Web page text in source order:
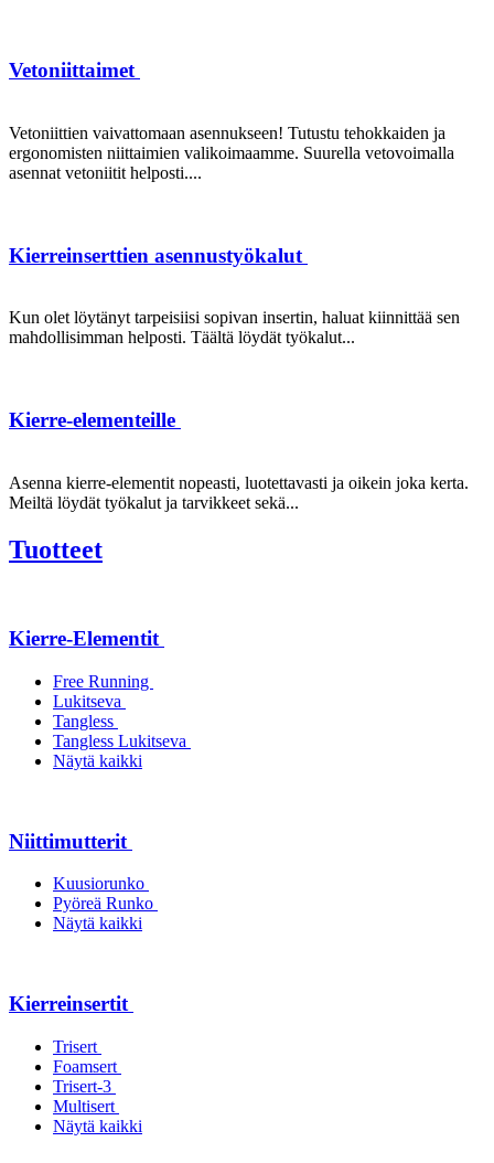
Vetoniittaimet
Vetoniittien vaivattomaan asennukseen! Tutustu tehokkaiden ja
ergonomisten niittaimien valikoimaamme. Suurella vetovoimalla
asennat vetoniitit helposti....
Kierreinserttien asennustyökalut
Kun olet löytänyt tarpeisiisi sopivan insertin, haluat kiinnittää sen
mahdollisimman helposti. Täältä löydät työkalut...
Kierre-elementeille
Asenna kierre-elementit nopeasti, luotettavasti ja oikein joka kerta.
Meiltä löydät työkalut ja tarvikkeet sekä...
Tuotteet
Kierre-Elementit
Free Running
Lukitseva
Tangless
Tangless Lukitseva
Näytä kaikki
Niittimutterit
Kuusiorunko
Pyöreä Runko
Näytä kaikki
Kierreinsertit
Trisert
Foamsert
Trisert-3
Multisert
Näytä kaikki